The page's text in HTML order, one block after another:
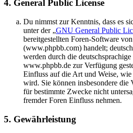
4. General Public License
Du nimmst zur Kenntnis, dass es
unter der „GNU General Public
bereitgestellten Foren-Software
(www.phpbb.com) handelt;
werden durch die
www.phpbb.de zur Verfügung
Einfluss auf die Art und Weise,
wird. Sie können insbesondere die
für bestimmte Zwecke nicht
fremder Foren Einfluss nehmen.
5. Gewährleistung